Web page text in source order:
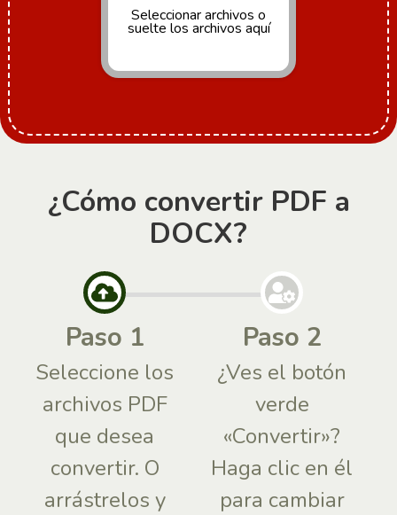
Seleccionar archivos o
suelte los archivos aquí
¿Cómo convertir PDF a
DOCX?
Paso 1
Seleccione los
archivos PDF
que desea
convertir. O
arrástrelos y
Paso 2
¿Ves el botón
verde
«Convertir»?
Haga clic en él
para cambiar